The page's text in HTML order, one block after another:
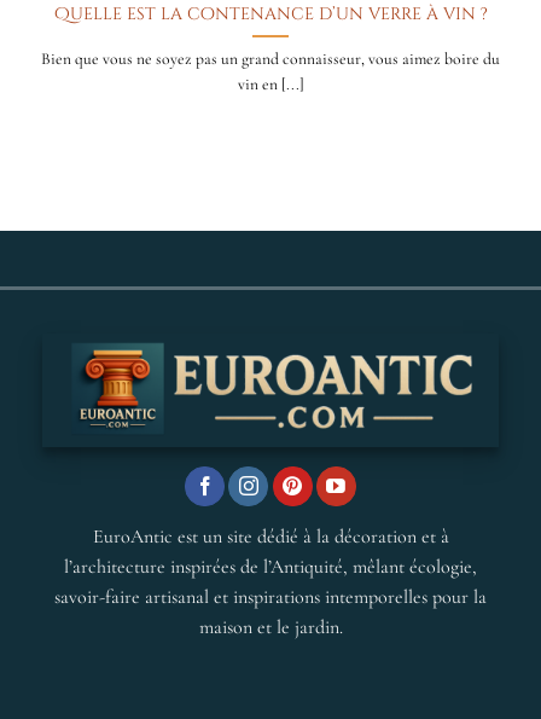
Quelle est la contenance d’un verre à vin ?
Bien que vous ne soyez pas un grand connaisseur, vous aimez boire du
vin en [...]
EuroAntic est un site dédié à la décoration et à
l’architecture inspirées de l’Antiquité, mêlant écologie,
savoir-faire artisanal et inspirations intemporelles pour la
maison et le jardin.